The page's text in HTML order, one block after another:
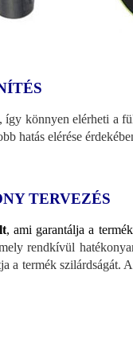
könnyen elérheti a
hatás elérése
TERVEZÉS
, ami garantálja a
rendkívül
a termék szilárdságát.